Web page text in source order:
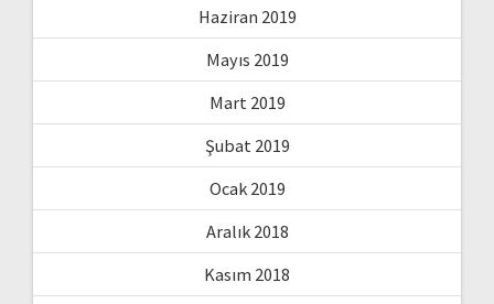
Haziran 2019
Mayıs 2019
Mart 2019
Şubat 2019
Ocak 2019
Aralık 2018
Kasım 2018